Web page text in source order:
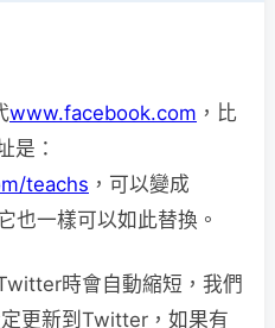
www.facebook.com ，比
是：
teachs ，可以變成
也一樣可以如此替換。
時會自動縮短，我們
更新到Twitter，如果有